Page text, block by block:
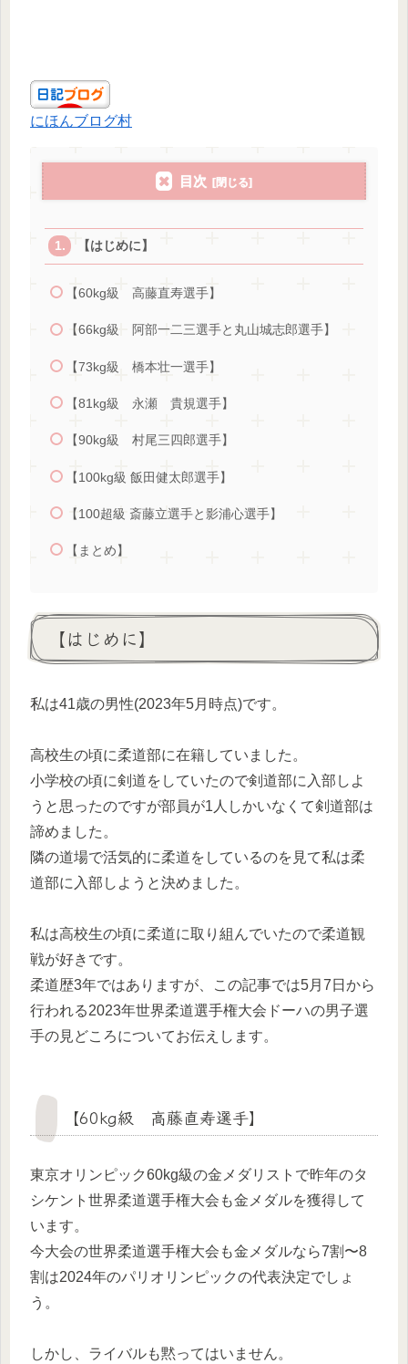
にほんブログ村
目次
【はじめに】
【60kg級 高藤直寿選手】
【66kg級 阿部一二三選手と丸山城志郎選手】
【73kg級 橋本壮一選手】
【81kg級 永瀬 貴規選手】
【90kg級 村尾三四郎選手】
【100kg級 飯田健太郎選手】
【100超級 斎藤立選手と影浦心選手】
【まとめ】
【はじめに】
私は41歳の男性(2023年5月時点)です。
高校生の頃に柔道部に在籍していました。
小学校の頃に剣道をしていたので剣道部に入部しよ
うと思ったのですが部員が1人しかいなくて剣道部は
諦めました。
隣の道場で活気的に柔道をしているのを見て私は柔
道部に入部しようと決めました。
私は高校生の頃に柔道に取り組んでいたので柔道観
戦が好きです。
柔道歴3年ではありますが、この記事では5月7日から
行われる2023年世界柔道選手権大会ドーハの男子選
手の見どころについてお伝えします。
【60kg級 高藤直寿選手】
東京オリンピック60kg級の金メダリストで昨年のタ
シケント世界柔道選手権大会も金メダルを獲得して
います。
今大会の世界柔道選手権大会も金メダルなら7割〜8
割は2024年のパリオリンピックの代表決定でしょ
う。
しかし、ライバルも黙ってはいません。